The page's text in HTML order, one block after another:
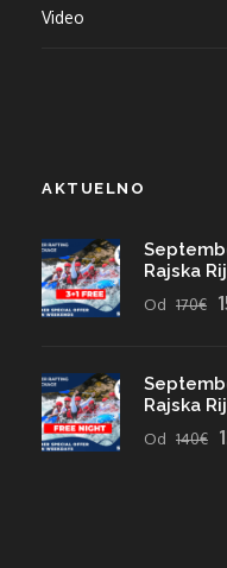
Video
AKTUELNO
Rajska
Od 170€
Rajska
Od 140€